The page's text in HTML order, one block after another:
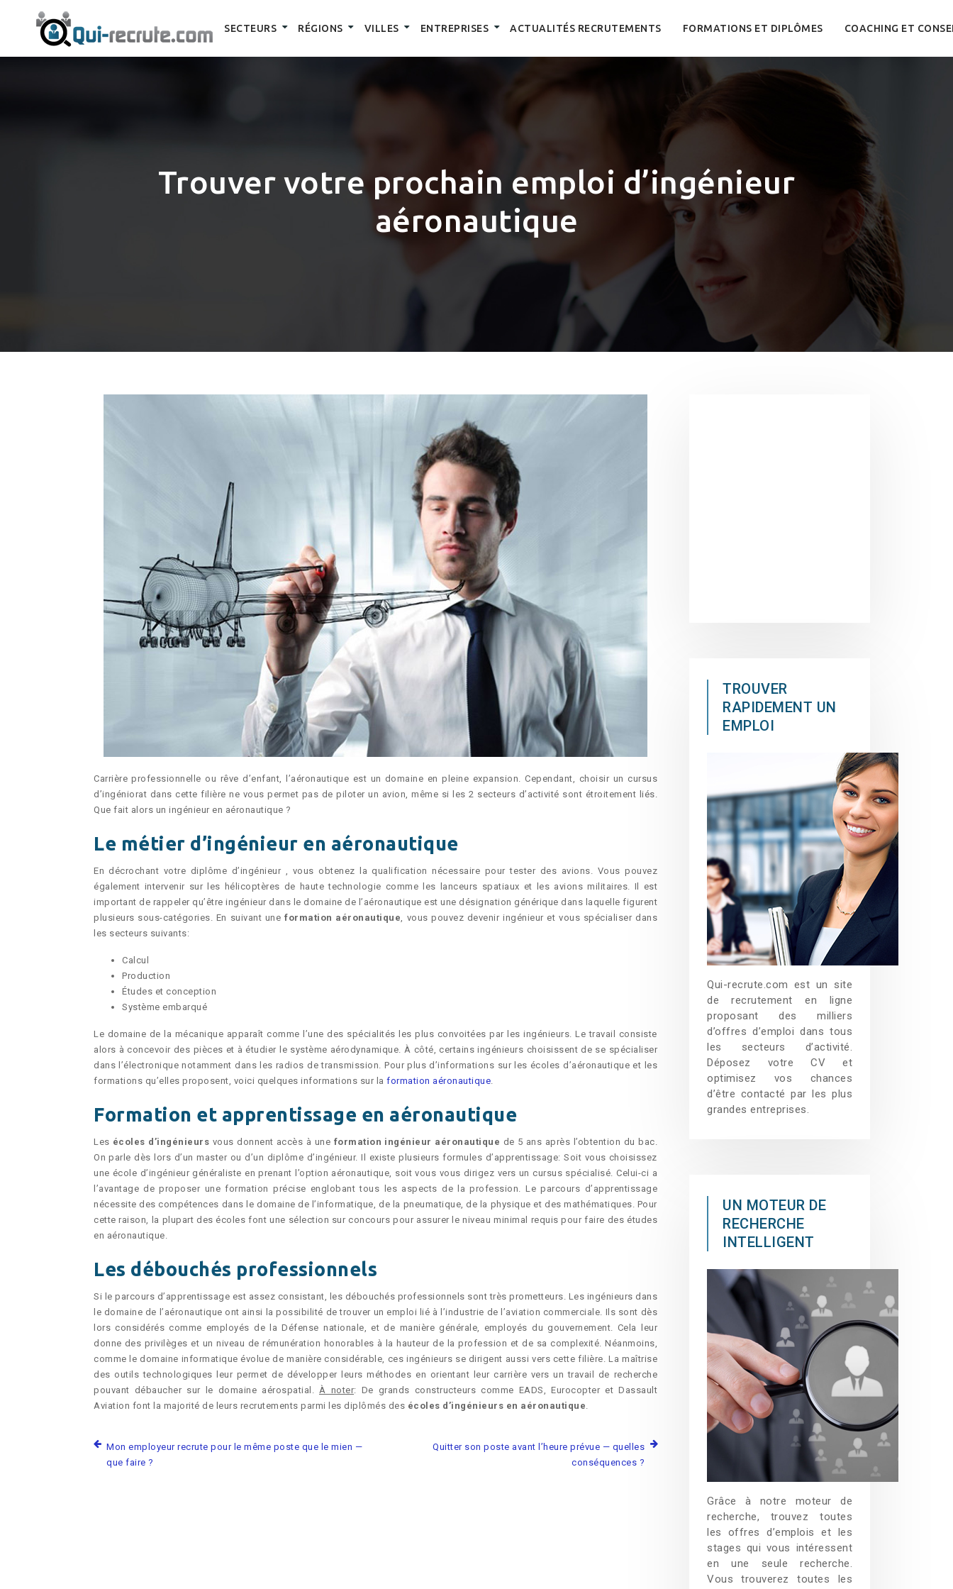
SECTEURS RÉGIONS VILLES ENTREPRISES ACTUALITÉS RECRUTEMENTS FORMATIONS ET DIPLÔMES COACHING ET
Trouver votre prochain emploi d’ingénieur
aéronautique
Carrière professionnelle ou rêve d’enfant, l’aéronautique est un domaine en pleine expansion. Cependant, choisir un cursus
d’ingéniorat dans cette filière ne vous permet pas de piloter un avion, même si les 2 secteurs d’activité sont étroitement liés.
Que fait alors un ingénieur en aéronautique ?
Le métier d’ingénieur en aéronautique
En décrochant votre diplôme d’ingénieur , vous obtenez la qualification nécessaire pour tester des avions. Vous pouvez
également intervenir sur les hélicoptères de haute technologie comme les lanceurs spatiaux et les avions militaires. Il est
important de rappeler qu’être ingénieur dans le domaine de l’aéronautique est une désignation générique dans laquelle figurent
plusieurs sous-catégories. En suivant uneformation aéronautique, vous pouvez devenir ingénieur et vous spécialiser dans
les secteurs suivants:
Calcul
Production
Études et conception
Système embarqué
Le domaine de la mécanique apparaît comme l’une des spécialités les plus convoitées par les ingénieurs. Le travail consiste
alors à concevoir des pièces et à étudier le système aérodynamique. À côté, certains ingénieurs choisissent de se spécialiser
dans l’électronique notamment dans les radios de transmission. Pour plus d’informations sur les écoles d’aéronautique et les
formations qu’elles proposent, voici quelques informations sur la formation aéronautique.
Formation et apprentissage en aéronautique
Les écoles d’ingénieurs vous donnent accès à une formation ingénieur aéronautique de 5 ans après l’obtention du bac.
On parle dès lors d’un master ou d’un diplôme d’ingénieur. Il existe plusieurs formules d’apprentissage: Soit vous choisissez
une école d’ingénieur généraliste en prenant l’option aéronautique, soit vous vous dirigez vers un cursus spécialisé. Celui-ci a
l’avantage de proposer une formation précise englobant tous les aspects de la profession. Le parcours d’apprentissage
nécessite des compétences dans le domaine de l’informatique, de la pneumatique, de la physique et des mathématiques. Pour
cette raison, la plupart des écoles font une sélection sur concours pour assurer le niveau minimal requis pour faire des études
en aéronautique.
Les débouchés professionnels
Si le parcours d’apprentissage est assez consistant, les débouchés professionnels sont très prometteurs. Les ingénieurs dans
le domaine de l’aéronautique ont ainsi la possibilité de trouver un emploi lié à l’industrie de l’aviation commerciale. Ils sont dès
lors considérés comme employés de la Défense nationale, et de manière générale, employés du gouvernement. Cela leur
donne des privilèges et un niveau de rémunération honorables à la hauteur de la profession et de sa complexité. Néanmoins,
comme le domaine informatique évolue de manière considérable, ces ingénieurs se dirigent aussi vers cette filière. La maîtrise
des outils technologiques leur permet de développer leurs méthodes en orientant leur carrière vers un travail de recherche
pouvant débaucher sur le domaine aérospatial. À noter: De grands constructeurs comme EADS, Eurocopter et Dassault
Aviation font la majorité de leurs recrutements parmi les diplômés des écoles d’ingénieurs en aéronautique.
Mon employeur recrute pour le même poste que le mien —
que faire ?
Quitter son poste avant l’heure prévue — quelles
conséquences ?
TROUVER
RAPIDEMENT UN
EMPLOI
Qui-recrute.com est un site
de recrutement en ligne
proposant des milliers
d’offres d’emploi dans tous
les secteurs d’activité.
Déposez votre CV et
optimisez vos chances
d’être contacté par les plus
grandes entreprises.
UN MOTEUR DE
RECHERCHE
INTELLIGENT
Grâce à notre moteur de
recherche, trouvez toutes
les offres d’emplois et les
stages qui vous intéressent
en une seule recherche.
Vous trouverez toutes les